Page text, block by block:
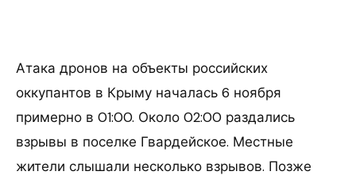
Атака дронов на объекты российских
оккупантов в Крыму началась 6 ноября
примерно в 01:00. Около 02:00 раздались
взрывы в поселке Гвардейское. Местные
жители слышали несколько взрывов. Позже